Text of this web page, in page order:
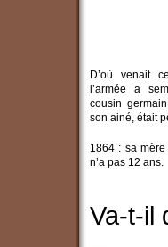
D’où venait
l’armée a
cousin
son ainé, était
1864 : sa
n’a pas 12 ans.
Va-t-il